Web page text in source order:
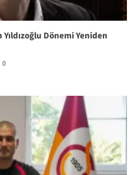
Yıldızoğlu Dönemi Yeniden
0